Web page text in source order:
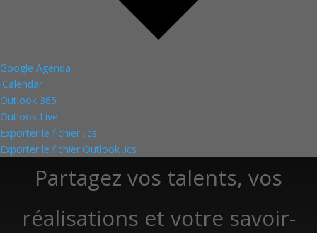
Google Agenda
iCalendar
Outlook 365
Outlook Live
Exporter le fichier .ics
Exporter le fichier Outlook .ics
Partagez vos talents, vos
réalisations et votre savoir-